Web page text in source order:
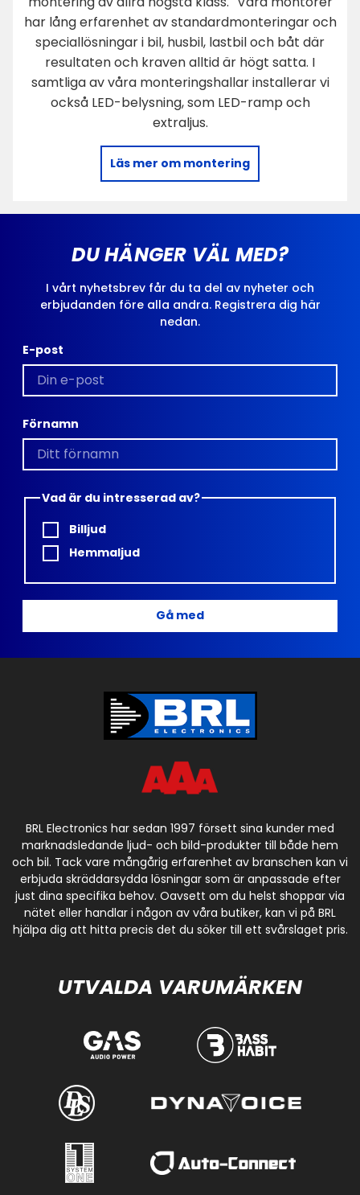
har lång erfarenhet av standardmonteringar och
speciallösningar i bil, husbil, lastbil och båt där
resultaten och kraven alltid är högt satta. I
samtliga av våra monteringshallar installerar vi
också LED-belysning, som LED-ramp och
extraljus.
Läs mer om montering
DU HÄNGER VÄL MED?
I vårt nyhetsbrev får du ta del av nyheter och
erbjudanden före alla andra. Registrera dig här
nedan.
E-post
Förnamn
Vad är du intresserad av?
Billjud
Hemmaljud
Gå med
BRL Electronics har sedan 1997 försett sina kunder med
marknadsledande ljud- och bild-produkter till både hem
och bil. Tack vare mångårig erfarenhet av branschen kan vi
erbjuda skräddarsydda lösningar som är anpassade efter
just dina specifika behov. Oavsett om du helst shoppar via
nätet eller handlar i någon av våra butiker, kan vi på BRL
hjälpa dig att hitta precis det du söker till ett svårslaget pris.
UTVALDA VARUMÄRKEN